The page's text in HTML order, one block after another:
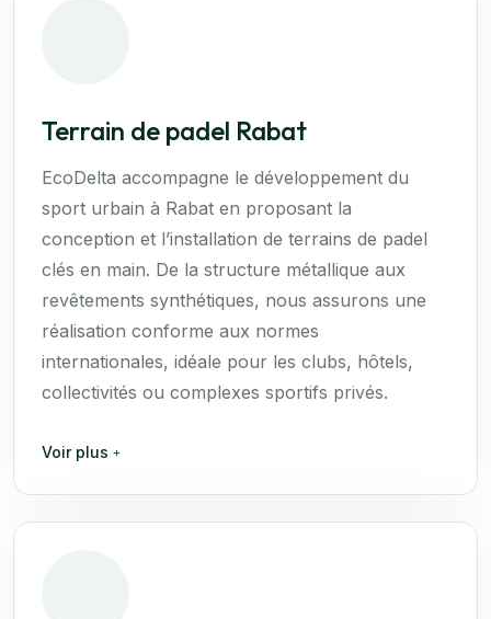
Terrain de padel Rabat
EcoDelta accompagne le développement du
sport urbain à Rabat en proposant la
conception et l’installation de terrains de padel
clés en main. De la structure métallique aux
revêtements synthétiques, nous assurons une
réalisation conforme aux normes
internationales, idéale pour les clubs, hôtels,
collectivités ou complexes sportifs privés.
Voir plus